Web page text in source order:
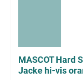
MASCOT Hard
Jacke hi-vis